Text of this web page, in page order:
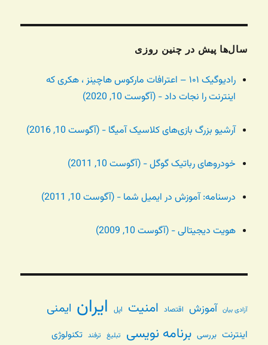
سال‌ها پیش در چنین روزی
رادیوگیک ۱۰۱ – اعترافات مارکوس هاچینز ، هکری که
اینترنت را نجات داد - (آگوست 10, 2020)
آرشیو بزرگ بازی‌های کلاسیک آمیگا - (آگوست 10, 2016)
خودروهای رباتیک گوگل - (آگوست 10, 2011)
درسنامه: آموزش در ایمیل شما - (آگوست 10, 2011)
هویت دیجیتالی - (آگوست 10, 2009)
آزادی بیان آموزش اقتصاد امنیت اپل ایران ایمنی
اینترنت بررسی برنامه نویسی تبلیغ ترفند تکنولوژی